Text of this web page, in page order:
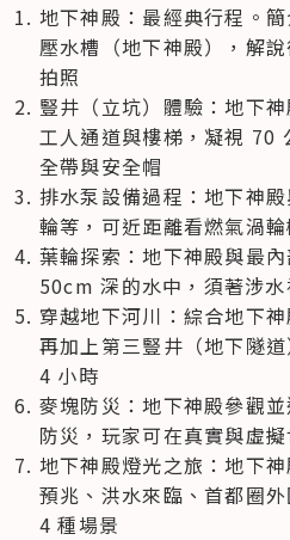
地下神殿：最經典行程。
壓水槽（地下神殿），解
拍照
豎井（立坑）體驗：地下
工人通道與樓梯，凝視 70
全帶與安全帽
排水泵設備過程：地下神
輪等，可近距離看燃氣渦輪
葉輪探索：地下神殿與最
50cm 深的水中，須著涉
穿越地下河川：綜合地下
再加上第三豎井（地下隧
4 小時
麥塊防災：地下神殿參觀
防災，玩家可在真實與虛
地下神殿燈光之旅：地下
預兆、洪水來臨、首都圈
4 種場景